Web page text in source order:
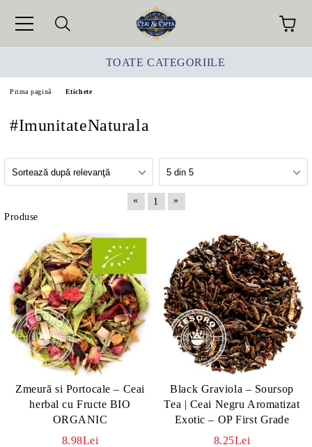
TOATE CATEGORIILE
Prima pagină Etichete
#ImunitateNaturala
« 1
»
Produse
Zmeură si Portocale – Ceai
herbal cu Fructe BIO
ORGANIC
8.98Lei
Black Graviola – Soursop
Tea | Ceai Negru Aromatizat
Exotic – OP First Grade
8.25Lei